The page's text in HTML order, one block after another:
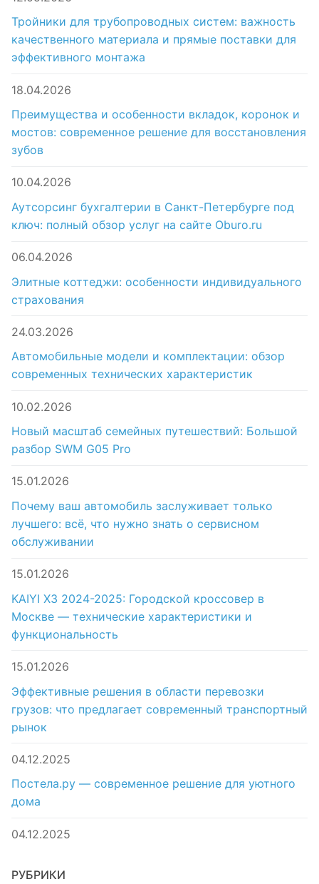
Тройники для трубопроводных систем: важность
качественного материала и прямые поставки для
эффективного монтажа
18.04.2026
Преимущества и особенности вкладок, коронок и
мостов: современное решение для восстановления
зубов
10.04.2026
Аутсорсинг бухгалтерии в Санкт-Петербурге под
ключ: полный обзор услуг на сайте Oburo.ru
06.04.2026
Элитные коттеджи: особенности индивидуального
страхования
24.03.2026
Автомобильные модели и комплектации: обзор
современных технических характеристик
10.02.2026
Новый масштаб семейных путешествий: Большой
разбор SWM G05 Pro
15.01.2026
Почему ваш автомобиль заслуживает только
лучшего: всё, что нужно знать о сервисном
обслуживании
15.01.2026
KAIYI X3 2024-2025: Городской кроссовер в
Москве — технические характеристики и
функциональность
15.01.2026
Эффективные решения в области перевозки
грузов: что предлагает современный транспортный
рынок
04.12.2025
Постела.ру — современное решение для уютного
дома
04.12.2025
РУБРИКИ